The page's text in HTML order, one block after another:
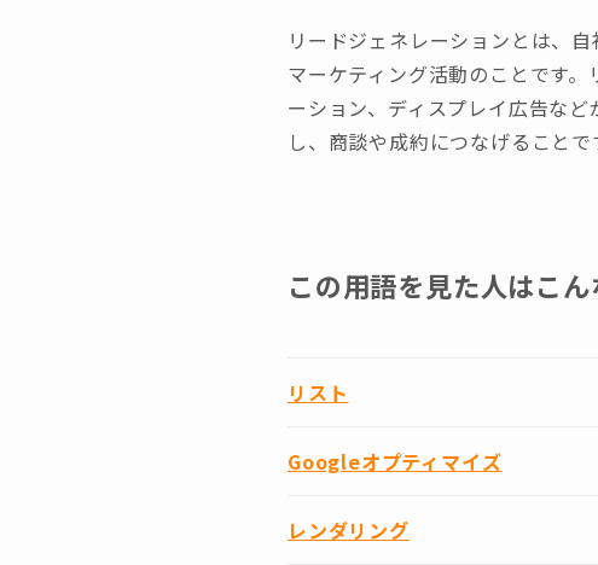
リードジェネレーションとは、
マーケティング活動のことです
ーション、ディスプレイ広告な
し、商談や成約につなげることで
この用語を見た人はこ
リスト
Googleオプティマイズ
レンダリング